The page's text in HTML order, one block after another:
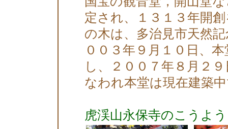
定され、１３１３年開
の木は、多治見市天然
００３年９月１０日、
し、２００７年８月２
なわれ本堂は現在建築
虎渓山永保寺のこうよう